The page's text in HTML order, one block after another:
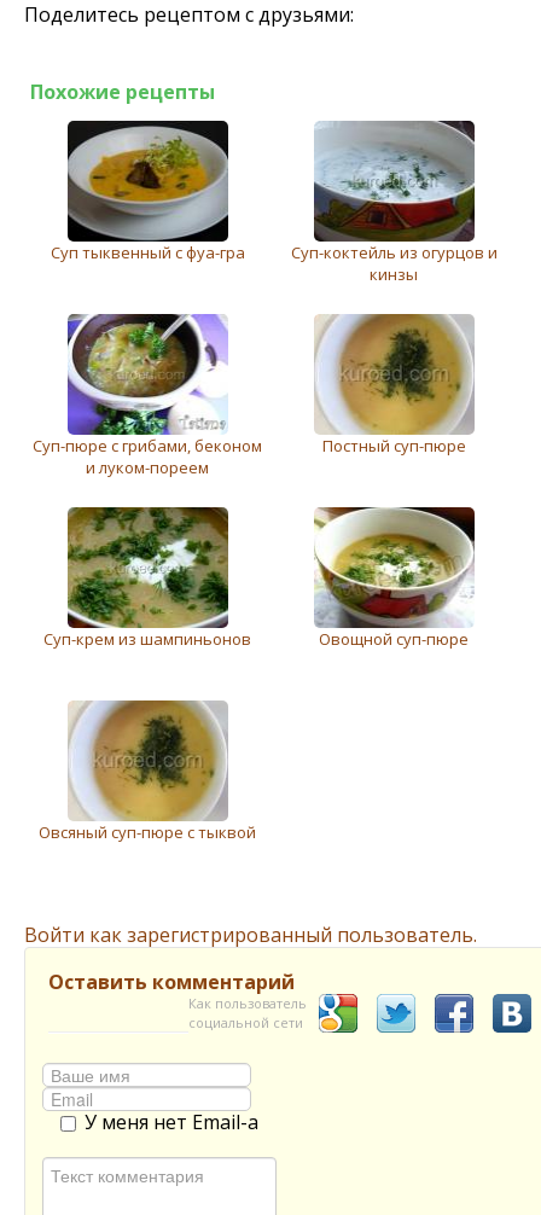
Поделитесь рецептом с друзьями:
Похожие рецепты
Суп тыквенный с фуа-гра
Суп-коктейль из огурцов и
кинзы
Суп-пюре с грибами, беконом
и луком-пореем
Постный суп-пюре
Суп-крем из шампиньонов Овощной суп-пюре
Овсяный суп-пюре с тыквой
Войти как зарегистрированный пользователь.
Оставить комментарий
Как пользователь
социальной сети
У меня нет Email-а